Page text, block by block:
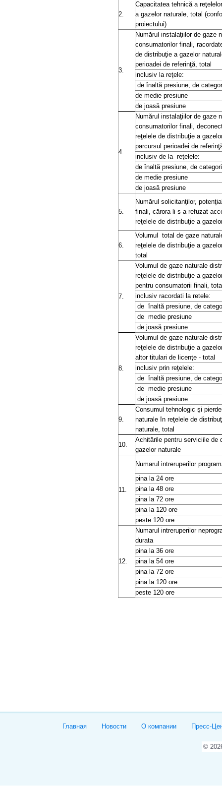
2.
Capacitatea tehnică a
a gazelor naturale, total
proiectului)
3.
Numărul instalaţiilor de gaze
consumatorilor finali,
de distribuţie a gazelor
perioadei de referinţă, total
inclusiv la reţele:
de înaltă presiune, de
de medie presiune
de joasă presiune
4.
Numărul instalaţiilor de gaze
consumatorilor finali,
reţelele de distribuţie a
parcursul perioadei de
inclusiv de la reţelele:
de înaltă presiune, de
de medie presiune
de joasă presiune
5.
Numărul solicitanţilor,
finali, cărora li s-a refuzat
reţelele de distribuţie a
6.
Volumul
total de gaze
reţelele de distribuţie a
total
7.
Volumul de gaze naturale
reţelele de distribuţie a
pentru consumatorii finali,
inclusiv racordati la retele:
de înaltă presiune, de
de medie presiune
de joasă presiune
8.
Volumul de gaze naturale
reţelele de distribuţie a
altor titulari de licenţe - total
inclusiv prin reţelele:
de înaltă presiune, de
de medie presiune
de joasă presiune
9.
Consumul tehnologic şi
naturale în reţelele de
naturale, total
10.
Achitările pentru serviciile de
gazelor naturale
11.
Numarul intreruperilor
pina la 24 ore
pina la 48 ore
pina la 72 ore
pina la 120 ore
peste 120 ore
12.
Numarul intreruperilor
durata
pina la 36 ore
pina la 54 ore
pina la 72 ore
pina la 120 ore
peste 120 ore
Главная Новости О компании Пресс-
©